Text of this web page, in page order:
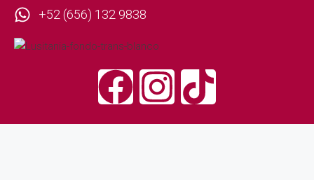
+52 (656) 132 9838